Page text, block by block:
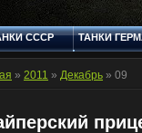
СССР ТАНКИ
FAQ
» 2011 » Декабрь » 09